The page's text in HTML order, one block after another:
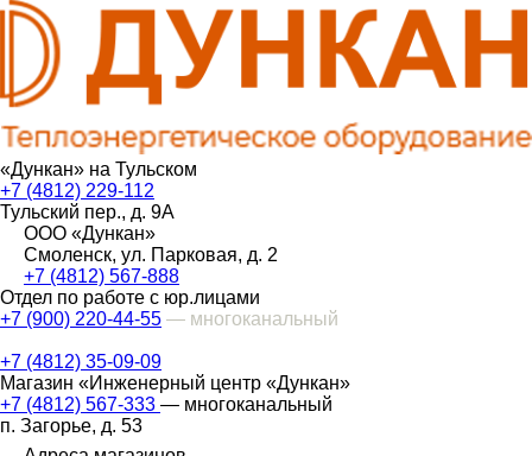
«Дункан» на Тульском
+7 (4812) 229-112
Тульский пер., д. 9А
ООО «Дункан»
Смоленск, ул. Парковая, д. 2
+7 (4812) 567-888
Отдел по работе с юр.лицами
+7 (900) 220-44-55 — многоканальный
+7 (4812) 35-09-09
Магазин «Инженерный центр «Дункан»
+7 (4812) 567-333 — многоканальный
п. Загорье, д. 53